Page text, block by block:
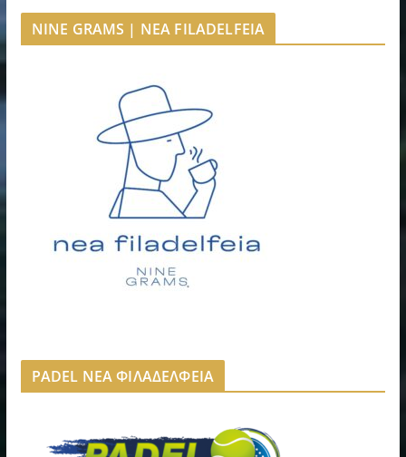
NINE GRAMS | NEA FILADELFEIA
PADEL ΝΕΑ ΦΙΛΑΔΕΛΦΕΙΑ